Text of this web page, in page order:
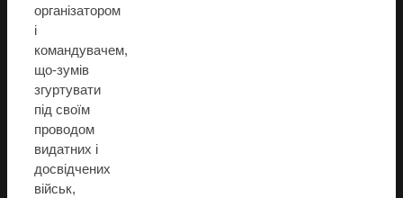
організатором
і
командувачем,
що-зумів
згуртувати
під своїм
проводом
видатних і
досвідчених
військ,